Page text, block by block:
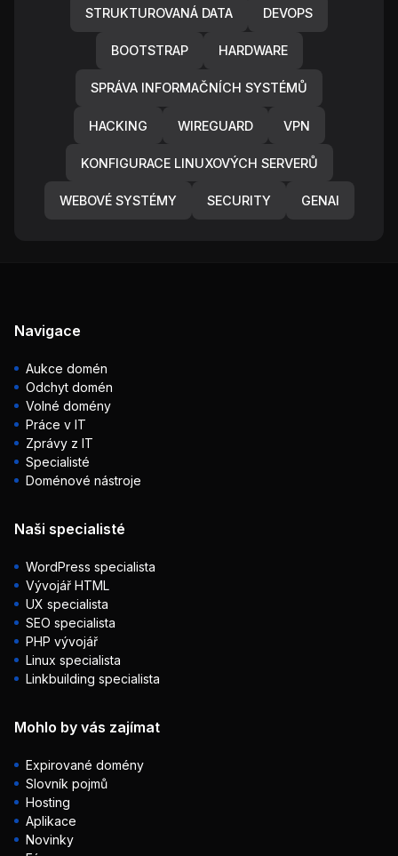
STRUKTUROVANÁ DATA DEVOPS
BOOTSTRAP HARDWARE
SPRÁVA INFORMAČNÍCH SYSTÉMŮ
HACKING WIREGUARD VPN
KONFIGURACE LINUXOVÝCH SERVERŮ
WEBOVÉ SYSTÉMY SECURITY GENAI
Navigace
Aukce domén
Odchyt domén
Volné domény
Práce v IT
Zprávy z IT
Specialisté
Doménové nástroje
Naši specialisté
WordPress specialista
Vývojář HTML
UX specialista
SEO specialista
PHP vývojář
Linux specialista
Linkbuilding specialista
Mohlo by vás zajímat
Expirované domény
Slovník pojmů
Hosting
Aplikace
Novinky